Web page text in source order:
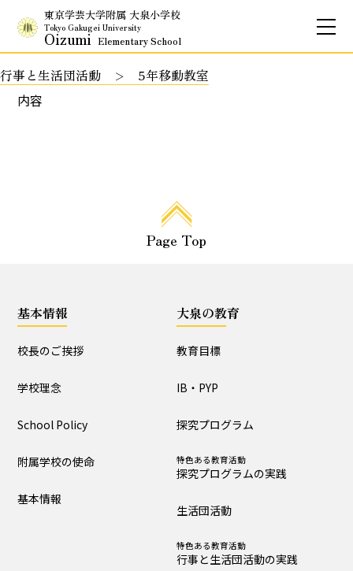
東京学芸大学附属 大泉小学校
Tokyo Gakugei University
Oizumi Elementary School
お問合せ アクセス
学校理念
基本情報
探究プログラムの実践
生活団活動
行事と生活団活動の実践
行事と生活団活動
5年移動教室
内容
Page Top
基本情報
校長のご挨拶
学校理念
School Policy
附属学校の使命
基本情報
大泉の教育
教育目標
IB・PYP
探究プログラム
特色ある教育活動
探究プログラムの実践
生活団活動
特色ある教育活動
行事と生活団活動の実践